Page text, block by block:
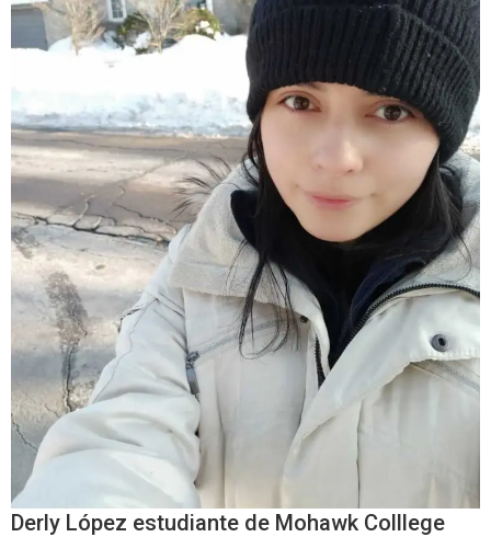
Derly López estudiante de Mohawk Colllege